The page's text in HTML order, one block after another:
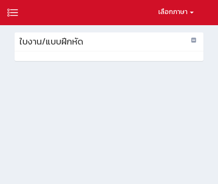
เลือกภาษา
ใบงาน/แบบฝึกหัด